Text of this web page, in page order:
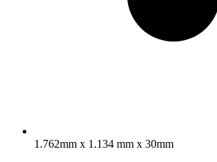
1.762mm x 1.134 mm x 30mm